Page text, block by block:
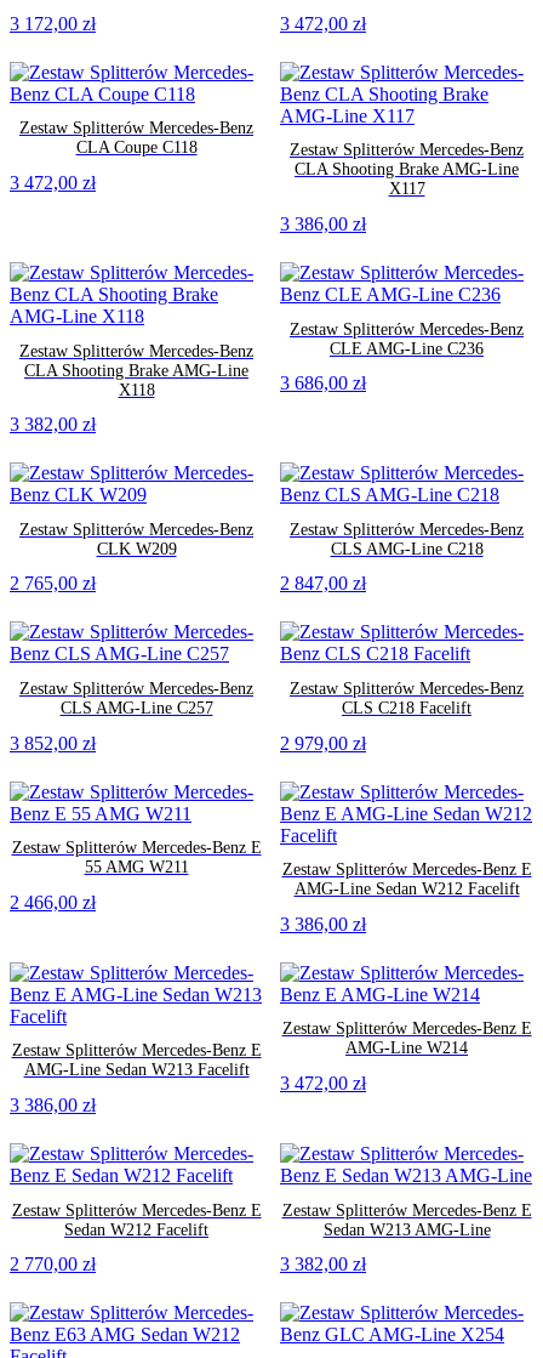
3 172,00 zł 3 472,00 zł
Zestaw Splitterów Mercedes-Benz
CLA Coupe C118
3 472,00 zł
Zestaw Splitterów Mercedes-Benz
CLA Shooting Brake AMG-Line
X117
3 386,00 zł
Zestaw Splitterów Mercedes-Benz
CLA Shooting Brake AMG-Line
X118
3 382,00 zł
Zestaw Splitterów Mercedes-Benz
CLE AMG-Line C236
3 686,00 zł
Zestaw Splitterów Mercedes-Benz
CLK W209
2 765,00 zł
Zestaw Splitterów Mercedes-Benz
CLS AMG-Line C218
2 847,00 zł
Zestaw Splitterów Mercedes-Benz
CLS AMG-Line C257
3 852,00 zł
Zestaw Splitterów Mercedes-Benz
CLS C218 Facelift
2 979,00 zł
Zestaw Splitterów Mercedes-Benz E
55 AMG W211
2 466,00 zł
Zestaw Splitterów Mercedes-Benz E
AMG-Line Sedan W212 Facelift
3 386,00 zł
Zestaw Splitterów Mercedes-Benz E
AMG-Line Sedan W213 Facelift
3 386,00 zł
Zestaw Splitterów Mercedes-Benz E
AMG-Line W214
3 472,00 zł
Zestaw Splitterów Mercedes-Benz E
Sedan W212 Facelift
2 770,00 zł
Zestaw Splitterów Mercedes-Benz E
Sedan W213 AMG-Line
3 382,00 zł